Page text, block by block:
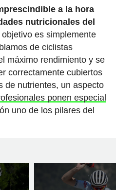
a la hora
nutricionales del
es simplemente
de ciclistas
máximo rendimiento y se
correctamente cubiertos
de nutrientes, un aspecto
ponen especial
uno de los pilares del